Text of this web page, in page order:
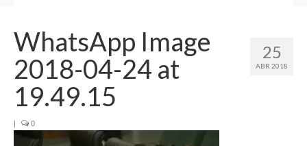
Fernando Fidelis
Café com Fidelis
Contato
25
ABR 2018
WhatsApp Image
2018-04-24 at
19.49.15
| 0